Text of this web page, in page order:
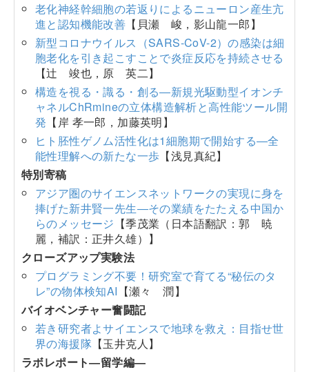
老化神経幹細胞の若返りによるニューロン産生亢
進と認知機能改善 【貝瀬 峻，影山龍一郎】
新型コロナウイルス（SARS-CoV-2）の感染は細
胞老化を引き起こすことで炎症反応を持続させる
【辻 竣也，原 英二】
構造を視る・識る・創る―新規光駆動型イオンチ
ャネルChRmineの立体構造解析と高性能ツール開
発 【岸 孝一郎，加藤英明】
ヒト胚性ゲノム活性化は1細胞期で開始する―全
能性理解への新たな一歩 【浅見真紀】
特別寄稿
アジア圏のサイエンスネットワークの実現に身を
捧げた新井賢一先生―その業績をたたえる中国か
らのメッセージ 【季茂業（日本語翻訳：郭 暁
麗，補訳：正井久雄）】
クローズアップ実験法
プログラミング不要！研究室で育てる“秘伝のタ
レ”の物体検知AI 【瀬々 潤】
バイオベンチャー奮闘記
若き研究者よサイエンスで地球を救え：目指せ世
界の海援隊 【玉井克人】
ラボレポート―留学編―